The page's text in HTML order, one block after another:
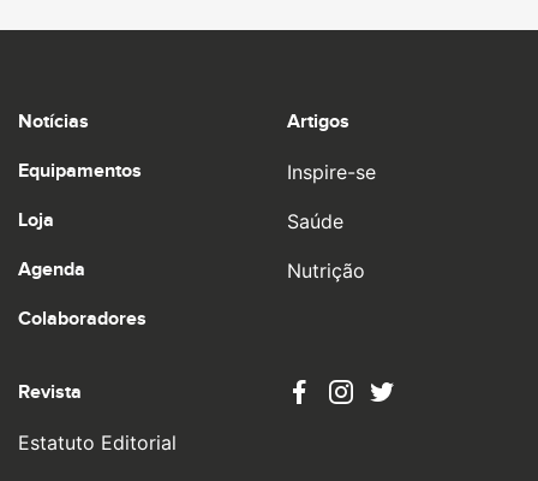
Notícias
Equipamentos
Loja
Agenda
Colaboradores
Artigos
Inspire-se
Saúde
Nutrição
Revista
Estatuto Editorial